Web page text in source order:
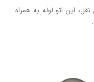
این اتو لوله به همراه